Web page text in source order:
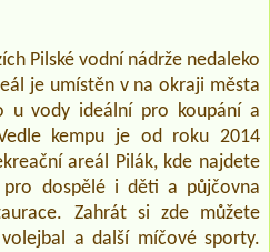
Pilské vodní nádrže nedaleko
je umístěn v na okraji města
u vody ideální pro koupání a
kempu je od roku 2014
areál Pilák, kde najdete
pro dospělé i děti a půjčovna
Zahrát si zde můžete
a další míčové sporty.